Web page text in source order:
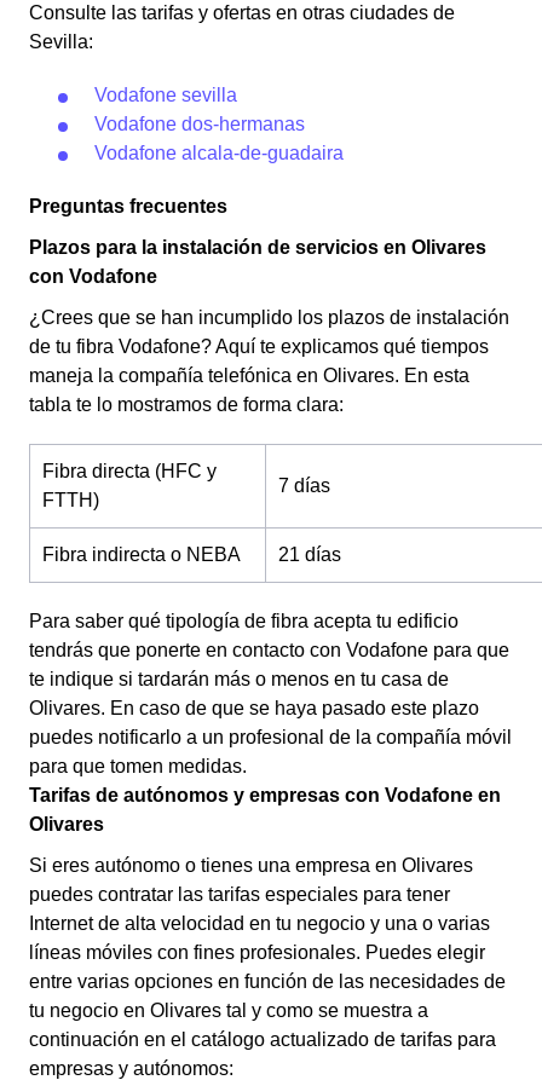
Consulte las tarifas y ofertas en otras ciudades de
Sevilla:
Vodafone sevilla
Vodafone dos-hermanas
Vodafone alcala-de-guadaira
Preguntas frecuentes
Plazos para la instalación de servicios en Olivares
con Vodafone
¿Crees que se han incumplido los plazos de instalación
de tu fibra Vodafone? Aquí te explicamos qué tiempos
maneja la compañía telefónica en Olivares. En esta
tabla te lo mostramos de forma clara:
Fibra directa (HFC y
FTTH)
7 días
Fibra indirecta o NEBA 21 días
Para saber qué tipología de fibra acepta tu edificio
tendrás que ponerte en contacto con Vodafone para que
te indique si tardarán más o menos en tu casa de
Olivares. En caso de que se haya pasado este plazo
puedes notificarlo a un profesional de la compañía móvil
para que tomen medidas.
Tarifas de autónomos y empresas con Vodafone en
Olivares
Si eres autónomo o tienes una empresa en Olivares
puedes contratar las tarifas especiales para tener
Internet de alta velocidad en tu negocio y una o varias
líneas móviles con fines profesionales. Puedes elegir
entre varias opciones en función de las necesidades de
tu negocio en Olivares tal y como se muestra a
continuación en el catálogo actualizado de tarifas para
empresas y autónomos: